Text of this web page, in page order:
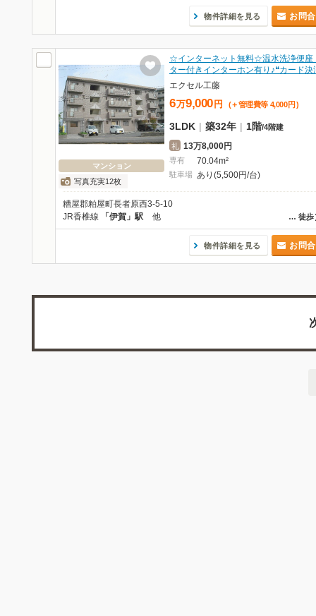
物件詳細を見る お問
マンション
写真充実12枚
☆インターネット無料☆温水洗浄便座
ター付きインターホン有り♪❝カード
エクセル工藤
6万9,000 円 (＋管理費等 4,000 円 )
3LDK | 築32年 | 1階/4階建
礼 13万8,000円
専有 70.04m²
駐車場 あり(5,500円/台)
糟屋郡粕屋町長者原西3-5-10
… 徒歩
JR香椎線 「伊賀」駅 他
物件詳細を見る お問